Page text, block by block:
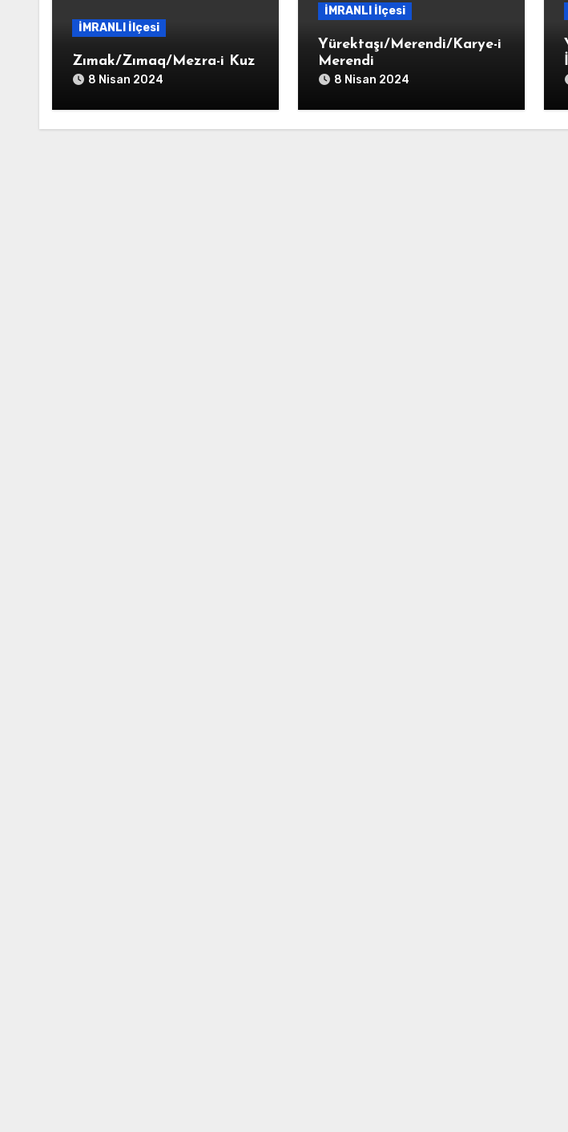
İMRANLI İlçesi
Zımak/Zımaq/Mezra-i Kuz
8 Nisan 2024
İMRANLI İlçesi
Yürektaşı/Merendi/Karye-i
Merendi
8 Nisan 2024